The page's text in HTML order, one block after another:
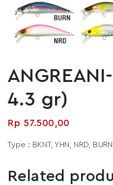
4.3 gr)
Rp 57.500,00
Type : BKNT, YHN, NRD,
Related